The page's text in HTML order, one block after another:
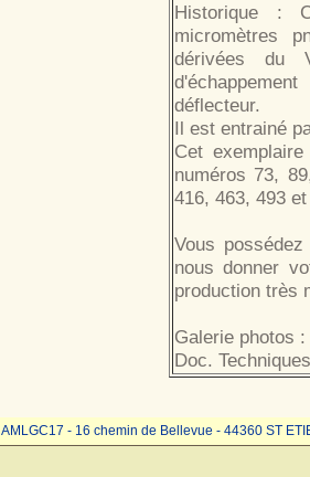
Historique :
micromètres
dérivées du
déflecteur.
Il est entrainé
Cet
numéros 73,
416, 463, 493
Vous
nous donner
production très
Galerie photos :
Doc.
AMLGC17 - 16 chemin de Bellevue - 44360 ST